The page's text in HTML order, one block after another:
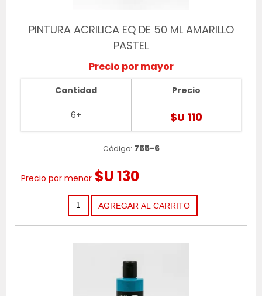
PINTURA ACRILICA EQ DE 50 ML AMARILLO
PASTEL
Precio por mayor
Cantidad
6+
Precio
$U 110
Código: 755-6
Precio por menor $U 130